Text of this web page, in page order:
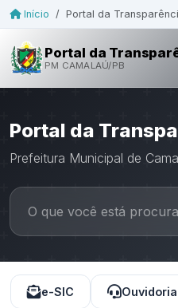
Início / Portal da
Portal da
PM CAMALAÚ/PB
Portal da
Prefeitura Municipal de
e-SIC Ouvidoria